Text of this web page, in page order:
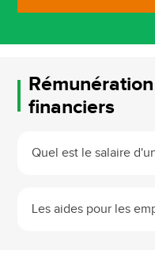
financiers
Quel est le salaire
Les aides pour les